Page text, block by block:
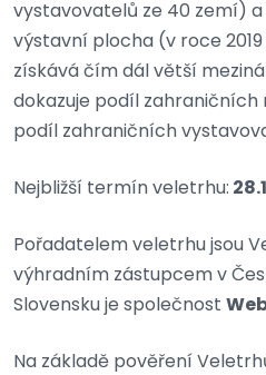
vystavovatelů ze 40 zemí)
výstavní plocha (v roce
získává čím dál větší
dokazuje podíl zahraničních
podíl zahraničních
Nejbližší termín veletrhu:
Pořadatelem veletrhu jsou
výhradním zástupcem v
Slovensku je společnost
Na základě pověření